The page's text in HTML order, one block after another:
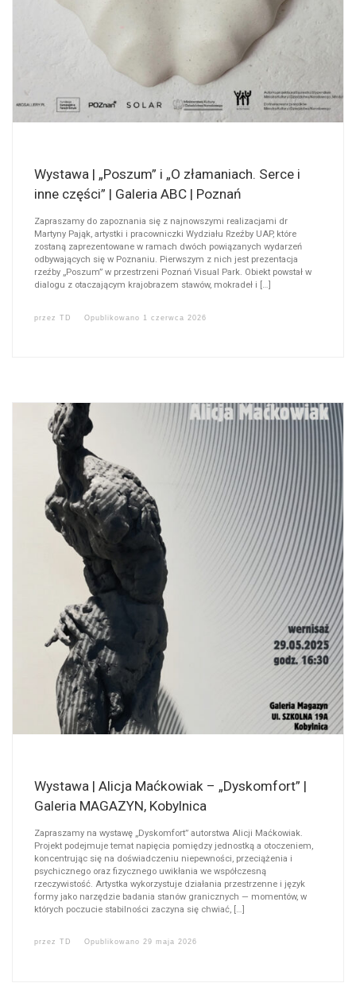
Wystawa | „Poszum” i „O złamaniach. Serce i
inne części” | Galeria ABC | Poznań
Zapraszamy do zapoznania się z najnowszymi realizacjami dr
Martyny Pająk, artystki i pracowniczki Wydziału Rzeźby UAP, które
zostaną zaprezentowane w ramach dwóch powiązanych wydarzeń
odbywających się w Poznaniu. Pierwszym z nich jest prezentacja
rzeźby „Poszum” w przestrzeni Poznań Visual Park. Obiekt powstał w
dialogu z otaczającym krajobrazem stawów, mokradeł i […]
przezTD Opublikowano 1 czerwca 2026
Wystawa | Alicja Maćkowiak – „Dyskomfort” |
Galeria MAGAZYN, Kobylnica
Zapraszamy na wystawę „Dyskomfort” autorstwa Alicji Maćkowiak.
Projekt podejmuje temat napięcia pomiędzy jednostką a otoczeniem,
koncentrując się na doświadczeniu niepewności, przeciążenia i
psychicznego oraz fizycznego uwikłania we współczesną
rzeczywistość. Artystka wykorzystuje działania przestrzenne i język
formy jako narzędzie badania stanów granicznych — momentów, w
których poczucie stabilności zaczyna się chwiać, […]
przezTD Opublikowano29 maja 2026